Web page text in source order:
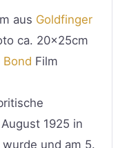
aus Goldfinger
ca. 20x25cm
Bond Film
1925 in
und am 5.